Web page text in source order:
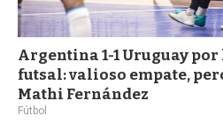
Argentina 1-1 Uruguay
futsal: valioso empate,
Mathi Fernández
Fútbol